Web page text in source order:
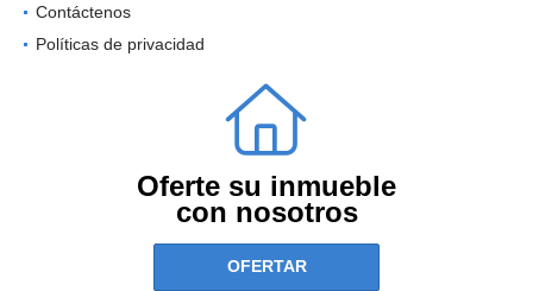
Contáctenos
Políticas de privacidad
Oferte su inmueble
con nosotros
OFERTAR